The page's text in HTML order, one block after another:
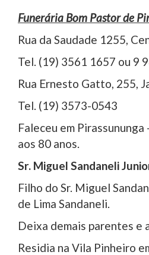
Funerária Bom Pastor de
Rua da Saudade 1255,
Tel. (19) 3561 1657 ou 9
Rua Ernesto Gatto, 255,
Tel. (19) 3573-0543
Faleceu em Pirassununga
aos 80 anos.
Sr. Miguel Sandaneli
Filho do Sr. Miguel
de Lima Sandaneli.
Deixa demais parentes e
Residia na Vila Pinheiro